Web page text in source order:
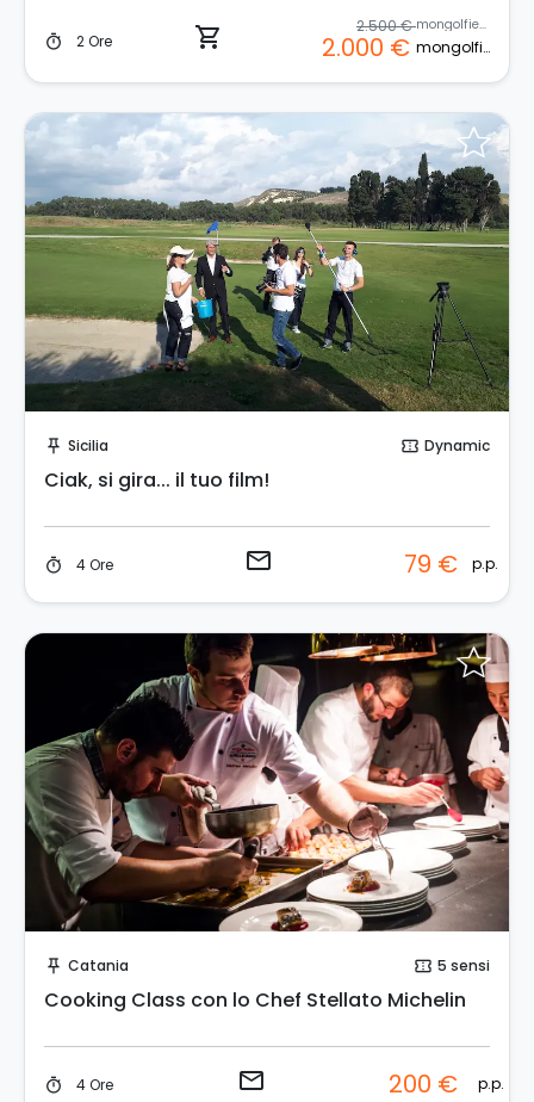
timer 2 Ore shopping_cart 2.500 € mongolfiera
2.000 € mongolfiera
push_pin Sicilia confirmation_number Dynamic
Ciak, si gira... il tuo film!
timer 4 Ore email 79 € p.p.
push_pin Catania confirmation_number 5 sensi
Cooking Class con lo Chef Stellato Michelin
timer 4 Ore email 200 € p.p.